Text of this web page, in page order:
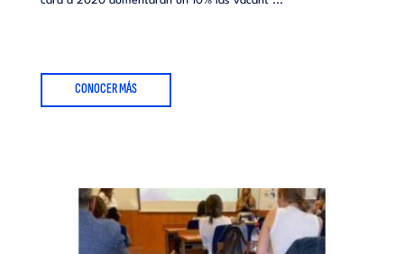
CONOCER MÁS